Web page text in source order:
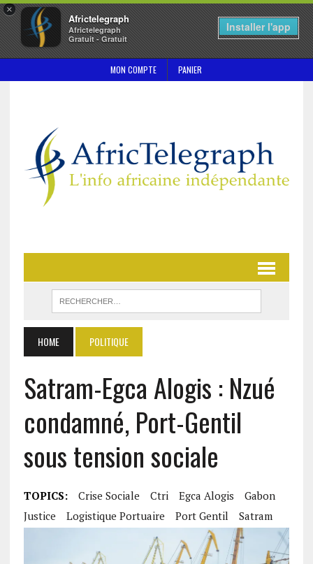
×
Africtelegraph
Africtelegraph
Gratuit - Gratuit
Installer l'app
MON COMPTE PANIER
HOME POLITIQUE
Satram-Egca Alogis : Nzué
condamné, Port-Gentil
sous tension sociale
TOPICS: Crise Sociale Ctri Egca Alogis
Gabon
Justice
Logistique Portuaire Port Gentil Satram